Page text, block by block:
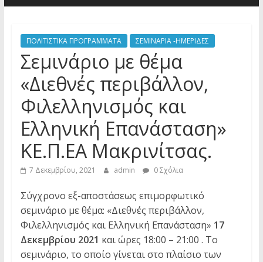
ΠΟΛΙΤΙΣΤΙΚΑ ΠΡΟΓΡΑΜΜΑΤΑ ΣΕΜΙΝΑΡΙΑ -ΗΜΕΡΙΔΕΣ
Σεμινάριο με θέμα
«Διεθνές περιβάλλον,
Φιλελληνισμός και
Ελληνική Επανάσταση»
ΚΕ.Π.ΕΑ Μακρινίτσας.
7 Δεκεμβρίου, 2021 admin 0 Σχόλια
Σύγχρονο εξ-αποστάσεως επιμορφωτικό
σεμινάριο με θέμα: «Διεθνές περιβάλλον,
Φιλελληνισμός και Ελληνική Επανάσταση» 17
Δεκεμβρίου 2021 και ώρες 18:00 – 21:00 . Το
σεμινάριο, το οποίο γίνεται στο πλαίσιο των